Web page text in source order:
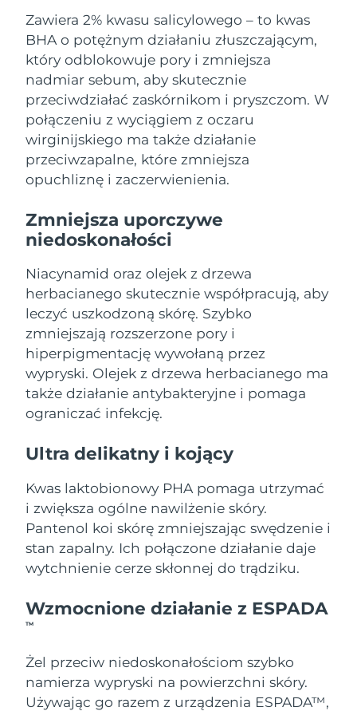
Zawiera 2% kwasu salicylowego – to kwas
BHA o potężnym działaniu złuszczającym,
który odblokowuje pory i zmniejsza
nadmiar sebum, aby skutecznie
przeciwdziałać zaskórnikom i pryszczom. W
połączeniu z wyciągiem z oczaru
wirginijskiego ma także działanie
przeciwzapalne, które zmniejsza
opuchliznę i zaczerwienienia.
Zmniejsza uporczywe
niedoskonałości
Niacynamid oraz olejek z drzewa
herbacianego skutecznie współpracują, aby
leczyć uszkodzoną skórę. Szybko
zmniejszają rozszerzone pory i
hiperpigmentację wywołaną przez
wypryski. Olejek z drzewa herbacianego ma
także działanie antybakteryjne i pomaga
ograniczać infekcję.
Ultra delikatny i kojący
Kwas laktobionowy PHA pomaga utrzymać
i zwiększa ogólne nawilżenie skóry.
Pantenol koi skórę zmniejszając swędzenie i
stan zapalny. Ich połączone działanie daje
wytchnienie cerze skłonnej do trądziku.
Wzmocnione działanie z ESPADA
TM
Żel przeciw niedoskonałościom szybko
namierza wypryski na powierzchni skóry.
Używając go razem z urządzenia ESPADA™,
Liban
8/9/26
Litwa
Oczekiwany czas dostawy
Luksemburg
Oczekiwany czas dostawy
SRA Makau (Chiny)
Meksyk
Oczekiwany czas dostawy
Monako
Oczekiwany czas dostawy
Holandia
Oczekiwany czas dostawy
8/8/26
Nowa Zelandia
Norwegia
Oczekiwany czas dostawy
Oman
Oczekiwany czas dostawy
8/11/26
Portugalia
Oczekiwany czas dostawy
8/8/26